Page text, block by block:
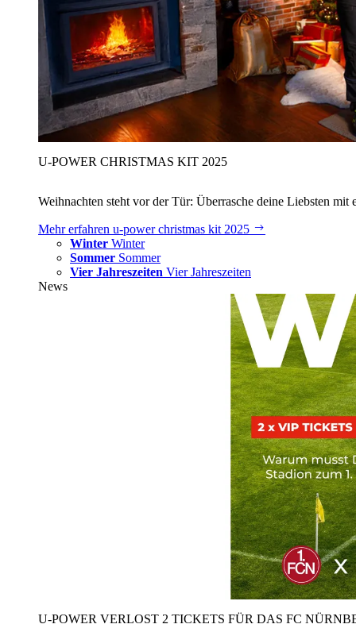
U‑POWER CHRISTMAS KIT 2025
Weihnachten steht vor der Tür: Überrasche deine Liebsten
Mehr erfahren u‑power christmas kit 2025
Winter Winter
Sommer Sommer
Vier Jahreszeiten Vier Jahreszeiten
News
U‑POWER VERLOST 2 TICKETS FÜR DAS FC